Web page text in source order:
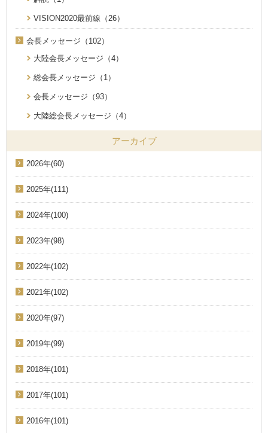
VISION2020最前線（26）
会長メッセージ（102）
大陸会長メッセージ（4）
総会長メッセージ（1）
会長メッセージ（93）
大陸総会長メッセージ（4）
アーカイブ
2026年(60)
2025年(111)
2024年(100)
2023年(98)
2022年(102)
2021年(102)
2020年(97)
2019年(99)
2018年(101)
2017年(101)
2016年(101)